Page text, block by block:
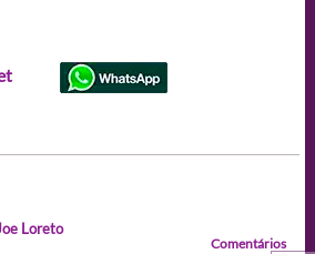
Loreto
Comentários